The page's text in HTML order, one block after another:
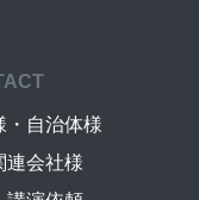
・自治体様
連会社様